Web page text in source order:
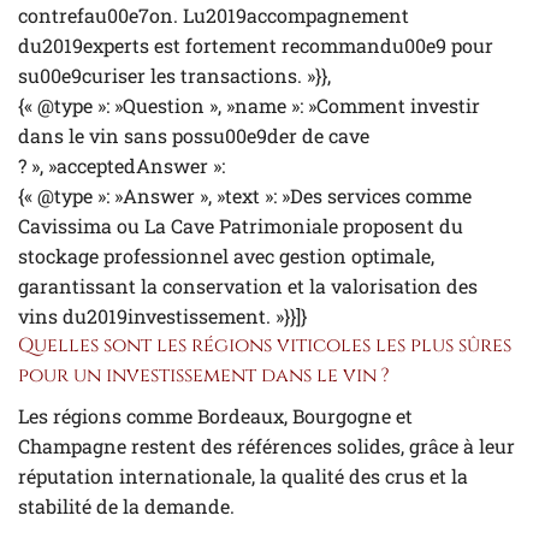
contrefau00e7on. Lu2019accompagnement
du2019experts est fortement recommandu00e9 pour
su00e9curiser les transactions. »}},
{« @type »: »Question », »name »: »Comment investir
dans le vin sans possu00e9der de cave
? », »acceptedAnswer »:
{« @type »: »Answer », »text »: »Des services comme
Cavissima ou La Cave Patrimoniale proposent du
stockage professionnel avec gestion optimale,
garantissant la conservation et la valorisation des
vins du2019investissement. »}}]}
Quelles sont les régions viticoles les plus sûres
pour un investissement dans le vin ?
Les régions comme Bordeaux, Bourgogne et
Champagne restent des références solides, grâce à leur
réputation internationale, la qualité des crus et la
stabilité de la demande.